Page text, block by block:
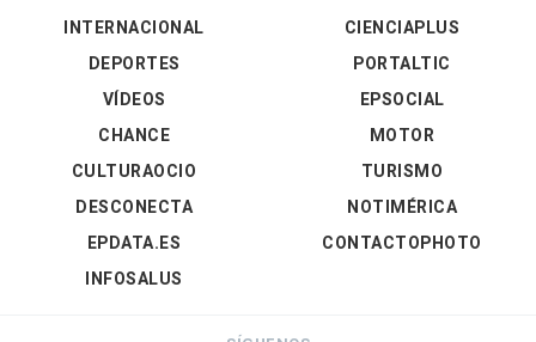
INTERNACIONAL
DEPORTES
VÍDEOS
CIENCIAPLUS
PORTALTIC
EPSOCIAL
CHANCE
CULTURAOCIO
DESCONECTA
EPDATA.ES
INFOSALUS
MOTOR
TURISMO
NOTIMÉRICA
CONTACTOPHOTO